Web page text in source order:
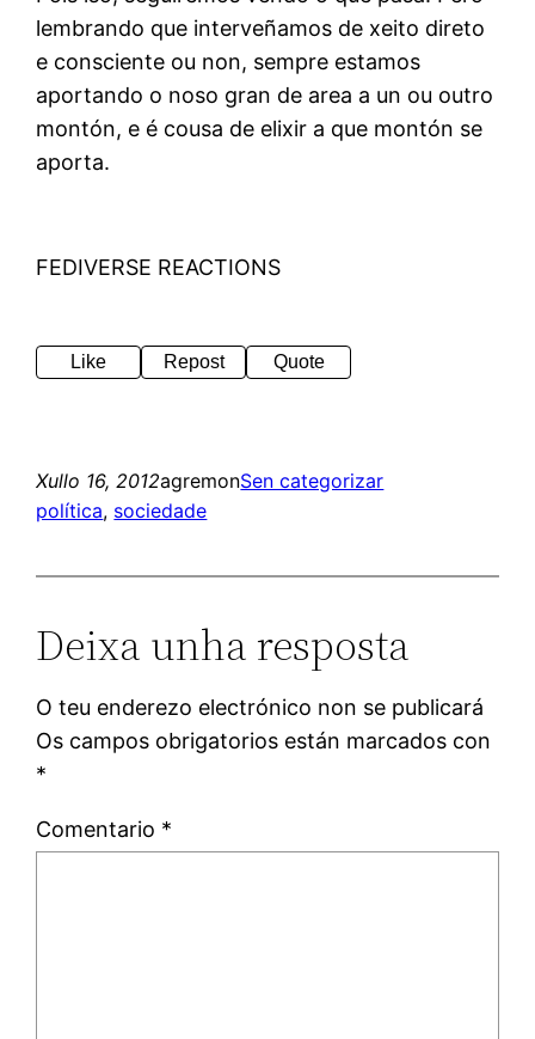
lembrando que interveñamos de xeito direto
e consciente ou non, sempre estamos
aportando o noso gran de area a un ou outro
montón, e é cousa de elixir a que montón se
aporta.
FEDIVERSE REACTIONS
Like Repost Quote
Xullo 16, 2012agremonSen categorizar
política, sociedade
Deixa unha resposta
O teu enderezo electrónico non se publicará
Os campos obrigatorios están marcados con
*
Comentario *